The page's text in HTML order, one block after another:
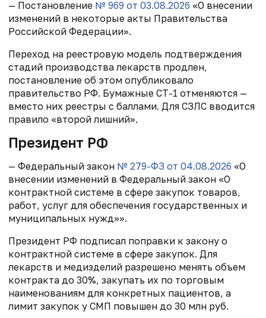
— Постановление № 969 от 03.08.2026 «О внесении
изменений в некоторые акты Правительства
Российской Федерации».
Переход на реестровую модель подтверждения
стадий производства лекарств продлен,
постановление об этом опубликовало
правительство РФ. Бумажные СТ-1 отменяются —
вместо них реестры с баллами. Для СЗЛС вводится
правило «второй лишний».
Президент РФ
— Федеральный закон № 279-ФЗ от 04.08.2026 «О
внесении изменений в Федеральный закон «О
контрактной системе в сфере закупок товаров,
работ, услуг для обеспечения государственных и
муниципальных нужд»».
Президент РФ подписал поправки к закону о
контрактной системе в сфере закупок. Для
лекарств и медизделий разрешено менять объем
контракта до 30%, закупать их по торговым
наименованиям для конкретных пациентов, а
лимит закупок у СМП повышен до 30 млн руб.